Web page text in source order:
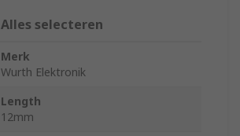
Alles selecteren
Merk
Wurth Elektronik
Length
12mm